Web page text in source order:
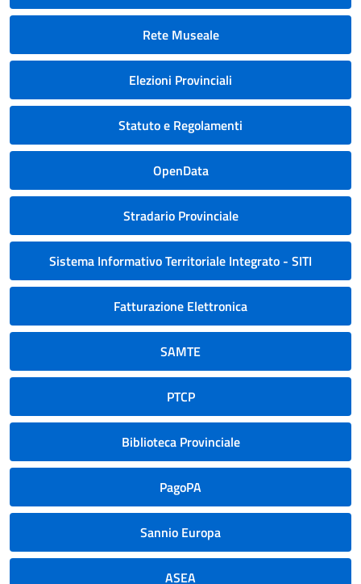
Rete Museale
Elezioni Provinciali
Statuto e Regolamenti
OpenData
Stradario Provinciale
Sistema Informativo Territoriale Integrato - SITI
Fatturazione Elettronica
SAMTE
PTCP
Biblioteca Provinciale
PagoPA
Sannio Europa
ASEA